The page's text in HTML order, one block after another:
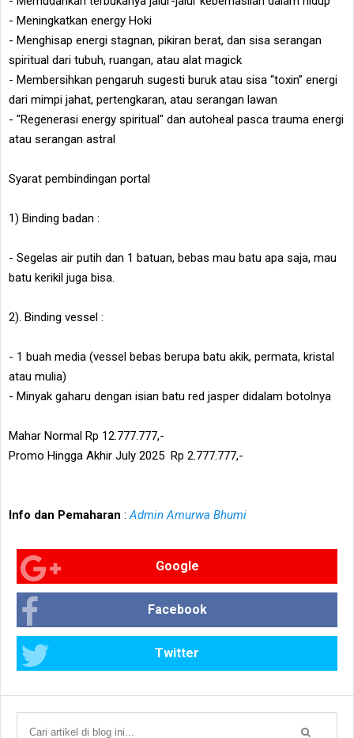
- Meningkatkan energy Hoki
- Menghisap energi stagnan, pikiran berat, dan sisa serangan
spiritual dari tubuh, ruangan, atau alat magick
- Membersihkan pengaruh sugesti buruk atau sisa “toxin” energi
dari mimpi jahat, pertengkaran, atau serangan lawan
- "Regenerasi energy spiritual" dan autoheal pasca trauma energi
atau serangan astral
Syarat pembindingan portal
1) Binding badan :
- Segelas air putih dan 1 batuan, bebas mau batu apa saja, mau
batu kerikil juga bisa.
2). Binding vessel :
- 1 buah media (vessel bebas berupa batu akik, permata, kristal
atau mulia)
- Minyak gaharu dengan isian batu red jasper didalam botolnya
Mahar Normal Rp 12.777.777,-
Promo Hingga Akhir July 2025 Rp 2.777.777,-
Info dan Pemaharan :Admin Amurwa Bhumi
Google
Facebook
Twitter